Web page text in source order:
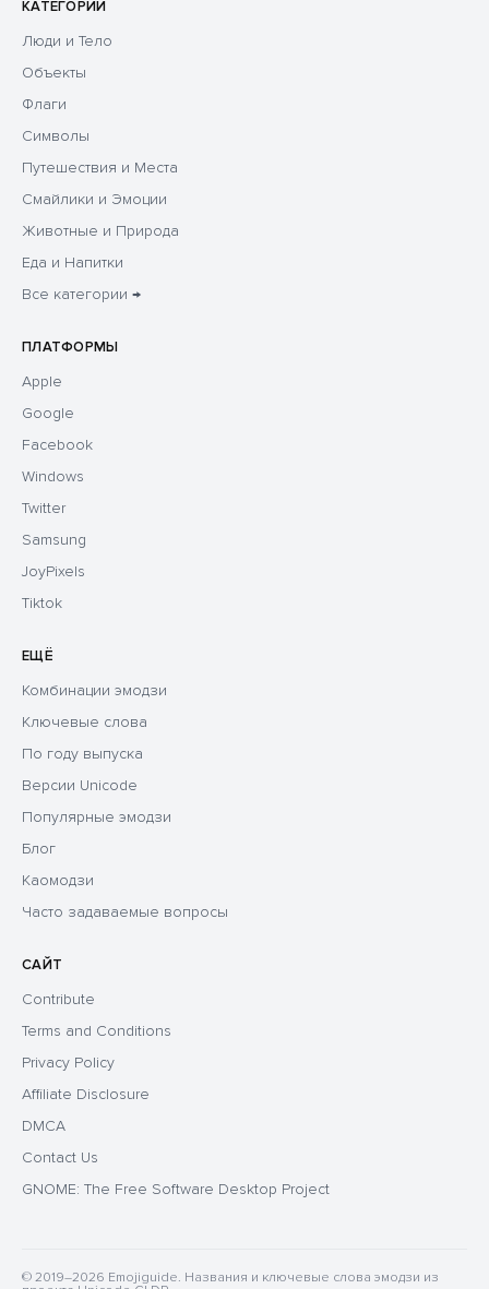
КАТЕГОРИИ
Люди и Тело
Объекты
Флаги
Символы
Путешествия и Места
Смайлики и Эмоции
Животные и Природа
Еда и Напитки
Все категории →
ПЛАТФОРМЫ
Apple
Google
Facebook
Windows
Twitter
Samsung
JoyPixels
Tiktok
ЕЩЁ
Комбинации эмодзи
Ключевые слова
По году выпуска
Версии Unicode
Популярные эмодзи
Блог
Каомодзи
Часто задаваемые вопросы
САЙТ
Contribute
Terms and Conditions
Privacy Policy
Affiliate Disclosure
DMCA
Contact Us
GNOME: The Free Software Desktop Project
© 2019–2026 Emojiguide. Названия и ключевые слова эмодзи из